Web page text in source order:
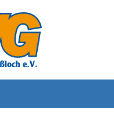
Bürger